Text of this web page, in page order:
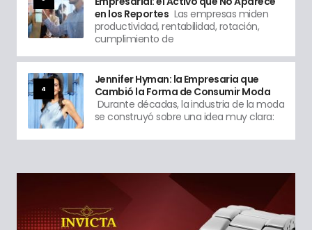
en los Reportes Las empresas miden
productividad, rentabilidad, rotación,
cumplimiento de
4
Jennifer Hyman: la Empresaria que
Cambió la Forma de Consumir Moda
Durante décadas, la industria de la moda
se construyó sobre una idea muy clara: